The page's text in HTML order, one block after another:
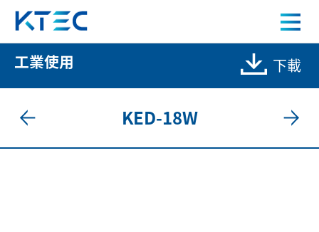
KED-18W 18W 工業級電源供應器
產品中心
工業使用 下載
KED-18W